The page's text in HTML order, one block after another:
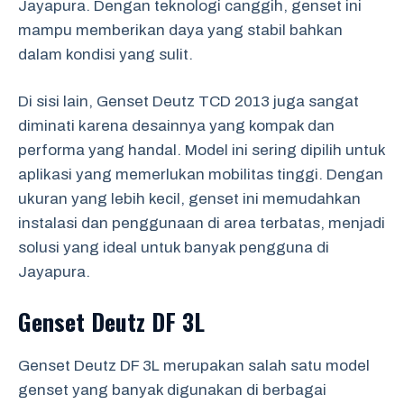
Jayapura. Dengan teknologi canggih, genset ini
mampu memberikan daya yang stabil bahkan
dalam kondisi yang sulit.
Di sisi lain, Genset Deutz TCD 2013 juga sangat
diminati karena desainnya yang kompak dan
performa yang handal. Model ini sering dipilih untuk
aplikasi yang memerlukan mobilitas tinggi. Dengan
ukuran yang lebih kecil, genset ini memudahkan
instalasi dan penggunaan di area terbatas, menjadi
solusi yang ideal untuk banyak pengguna di
Jayapura.
Genset Deutz DF 3L
Genset Deutz DF 3L merupakan salah satu model
genset yang banyak digunakan di berbagai